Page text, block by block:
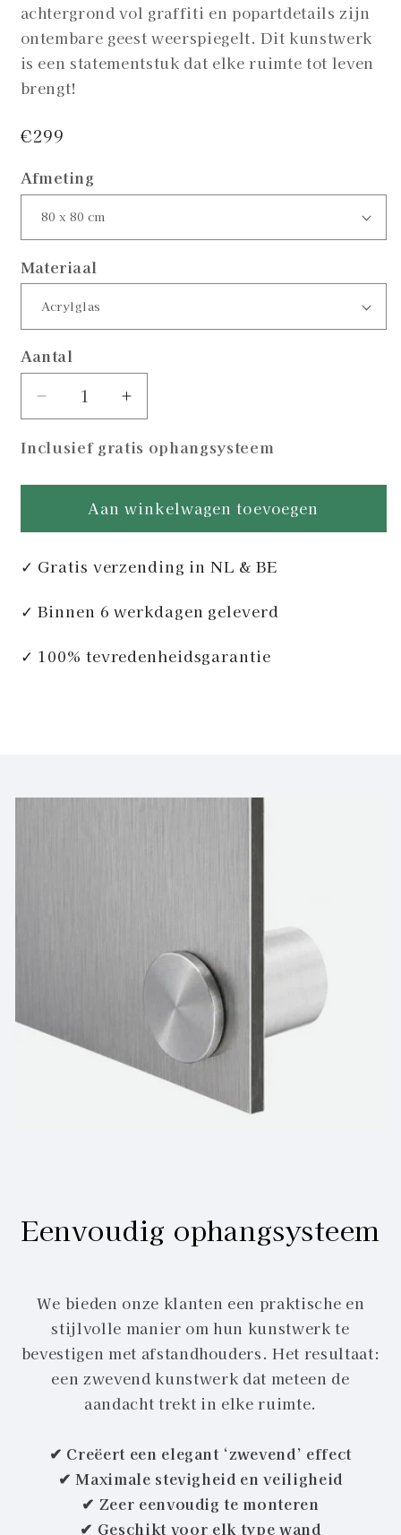
achtergrond vol graffiti en popartdetails zijn
ontembare geest weerspiegelt. Dit kunstwerk
is een statementstuk dat elke ruimte tot leven
brengt!
Normale
€299
Afmeting
Materiaal
Aantal
Aantal
verlagen
voor
-
Clawing
Through
Aantal
verhogen
voor
-
Clawing
Through
Inclusief gratis ophangsysteem
Aan winkelwagen toevoegen
✓ Gratis verzending in NL & BE
✓ Binnen 6 werkdagen geleverd
✓ 100% tevredenheidsgarantie
Eenvoudig ophangsysteem
We bieden onze klanten een praktische en
stijlvolle manier om hun kunstwerk te
bevestigen met afstandhouders. Het resultaat:
een zwevend kunstwerk dat meteen de
aandacht trekt in elke ruimte.
✔ Creëert een elegant ‘zwevend’ effect
✔ Maximale stevigheid en veiligheid
✔ Zeer eenvoudig te monteren
✔ Geschikt voor elk type wand